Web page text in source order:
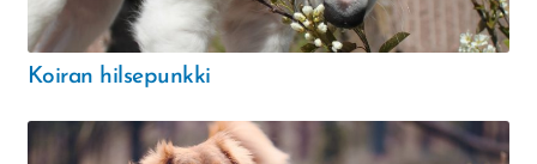
Koiran hilsepunkki